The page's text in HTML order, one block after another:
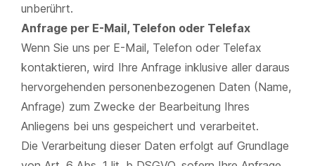
unberührt.
Anfrage per E-Mail, Telefon oder Telefax
Wenn Sie uns per E-Mail, Telefon oder Telefax
kontaktieren, wird Ihre Anfrage inklusive aller daraus
hervorgehenden personenbezogenen Daten (Name,
Anfrage) zum Zwecke der Bearbeitung Ihres
Anliegens bei uns gespeichert und verarbeitet.
Die Verarbeitung dieser Daten erfolgt auf Grundlage